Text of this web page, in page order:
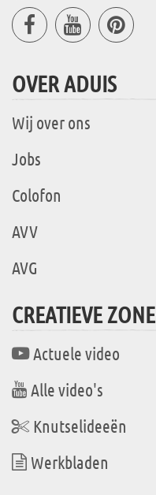
OVER ADUIS
Wij over ons
Jobs
Colofon
AVV
AVG
CREATIEVE ZONE
Actuele video
Alle video's
Knutselideeën
Werkbladen